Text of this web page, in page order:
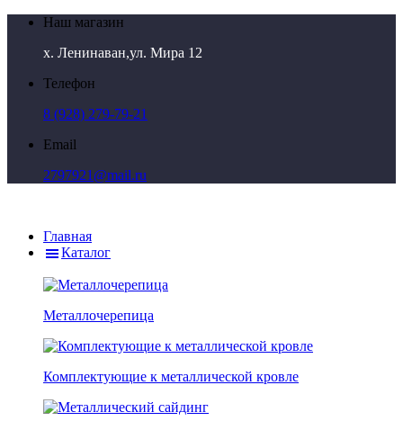
Наш магазин
х. Ленинаван,ул. Мира 12
Телефон
8 (928) 279-79-21
Email
2797921@mail.ru
Главная
Каталог
Металлочерепица
Комплектующие к металлической кровле